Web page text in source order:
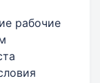
рабочие